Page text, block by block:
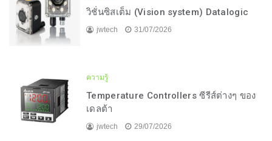
วิชั่นซิสเต็ม (Vision system) Datalogic
jwtech 31/07/2026
ความรู้
Temperature Controllers ซีรีส์ต่างๆ ของ
เดลต้า
jwtech 29/07/2026